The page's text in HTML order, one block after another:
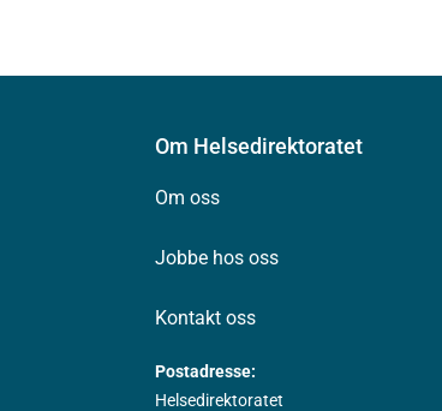
Om Helsedirektoratet
Om oss
Jobbe hos oss
Kontakt oss
Postadresse:
Helsedirektoratet